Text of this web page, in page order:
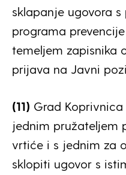
sklapanje ugovora
programa
temeljem zapisnika
prijava na Javni
(11) Grad
jednim pružateljem
vrtiće i s jednim za
sklopiti ugovor s